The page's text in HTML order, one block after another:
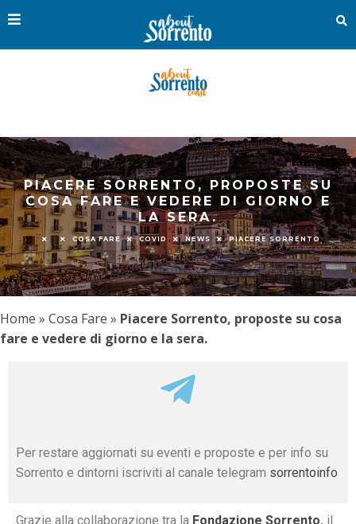
PIACERE SORRENTO, PROPOSTE SU
COSA FARE E VEDERE DI GIORNO E
LA SERA.
COSA FARE COVID NEWS PIACERE SORRENTO
Home » Cosa Fare » Piacere Sorrento, proposte su cosa
fare e vedere di giorno e la sera.
Per restare aggiornati su eventi e proposte e per info su
Sorrento e dintorni iscriviti al canale telegram sorrentoinfo
Grazie alla collaborazione tra la Fondazione Sorrento, il